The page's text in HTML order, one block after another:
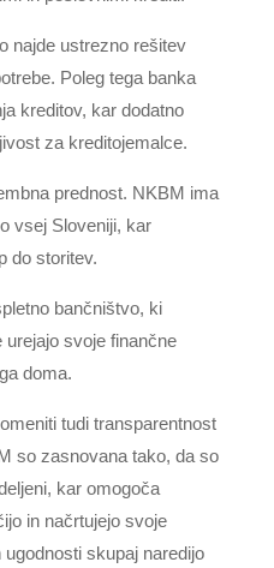
najde ustrezno rešitev
Poleg tega banka
kreditov, kar dodatno
za kreditojemalce.
prednost. NKBM ima
vsej Sloveniji, kar
do storitev.
bančništvo, ki
svoje finančne
doma.
tudi transparentnost
so zasnovana tako, da so
kar omogoča
in načrtujejo svoje
skupaj naredijo